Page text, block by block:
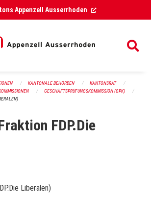
Appenzell Ausserrhoden (External Link)
KANTONALE BEHÖRDEN
KANTONSRAT
GESCHÄFTSPRÜFUNGSKOMMISSION (GPK)
FDP.Die
Liberalen)